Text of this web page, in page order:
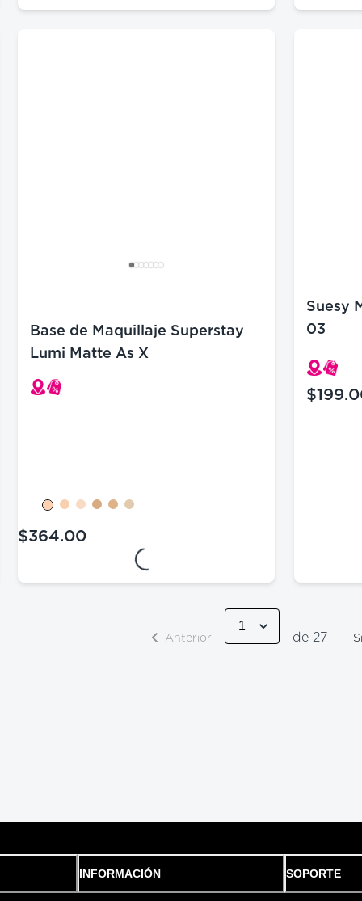
Base de Maquillaje Superstay
Lumi Matte As X
$364.00
precio actual $364.00
Loading...
Suesy
03
precio
Anterior de 27
INFORMACIÓN SOPORTE